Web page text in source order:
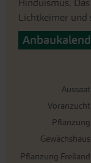
Hinduismus.
Lichtkeimer und
Aussaat
Voranzucht
Pflanzung
Gewächshaus
Pflanzung Freiland